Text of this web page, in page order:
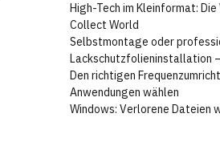
High-Tech im Kleinformat:
Collect World
Selbstmontage oder
Lackschutzfolieninstallation
Den richtigen
Anwendungen wählen
Windows: Verlorene Dateien